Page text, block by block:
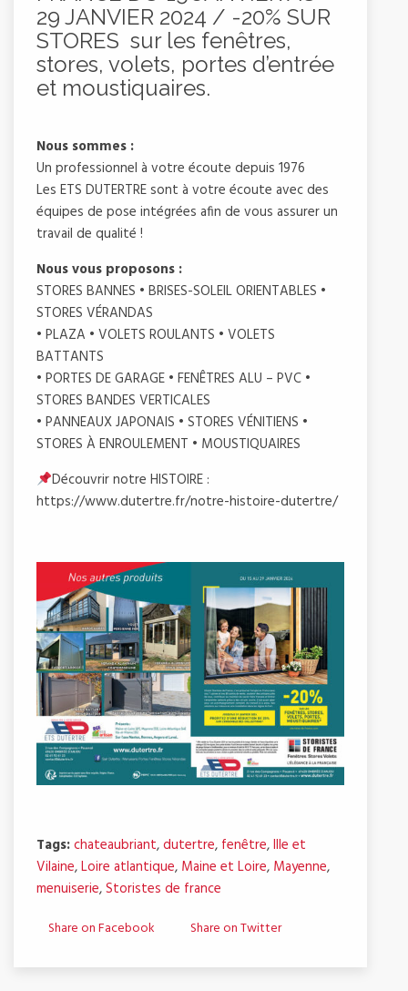
29 JANVIER 2024 / -20% SUR
STORES sur les fenêtres,
stores, volets, portes d’entrée
et moustiquaires.
Nous sommes :
Un professionnel à votre écoute depuis 1976
Les ETS DUTERTRE sont à votre écoute avec des
équipes de pose intégrées afin de vous assurer un
travail de qualité !
Nous vous proposons :
STORES BANNES • BRISES-SOLEIL ORIENTABLES •
STORES VÉRANDAS
• PLAZA • VOLETS ROULANTS • VOLETS
BATTANTS
• PORTES DE GARAGE • FENÊTRES ALU – PVC •
STORES BANDES VERTICALES
• PANNEAUX JAPONAIS • STORES VÉNITIENS •
STORES À ENROULEMENT • MOUSTIQUAIRES
Découvrir notre HISTOIRE :
https://www.dutertre.fr/notre-histoire-dutertre/
Tags:chateaubriant,dutertre, fenêtre,Ille et
Vilaine,Loire atlantique, Maine et Loire, Mayenne,
menuiserie,Storistes de france
Share on Facebook Share on Twitter